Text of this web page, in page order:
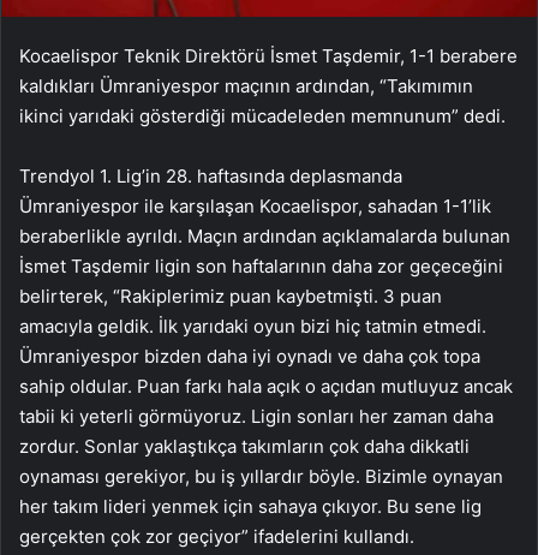
Kocaelispor Teknik Direktörü İsmet Taşdemir, 1-1 berabere
kaldıkları Ümraniyespor maçının ardından, “Takımımın
ikinci yarıdaki gösterdiği mücadeleden memnunum” dedi.
Trendyol 1. Lig’in 28. haftasında deplasmanda
Ümraniyespor ile karşılaşan Kocaelispor, sahadan 1-1’lik
beraberlikle ayrıldı. Maçın ardından açıklamalarda bulunan
İsmet Taşdemir ligin son haftalarının daha zor geçeceğini
belirterek, “Rakiplerimiz puan kaybetmişti. 3 puan
amacıyla geldik. İlk yarıdaki oyun bizi hiç tatmin etmedi.
Ümraniyespor bizden daha iyi oynadı ve daha çok topa
sahip oldular. Puan farkı hala açık o açıdan mutluyuz ancak
tabii ki yeterli görmüyoruz. Ligin sonları her zaman daha
zordur. Sonlar yaklaştıkça takımların çok daha dikkatli
oynaması gerekiyor, bu iş yıllardır böyle. Bizimle oynayan
her takım lideri yenmek için sahaya çıkıyor. Bu sene lig
gerçekten çok zor geçiyor” ifadelerini kullandı.